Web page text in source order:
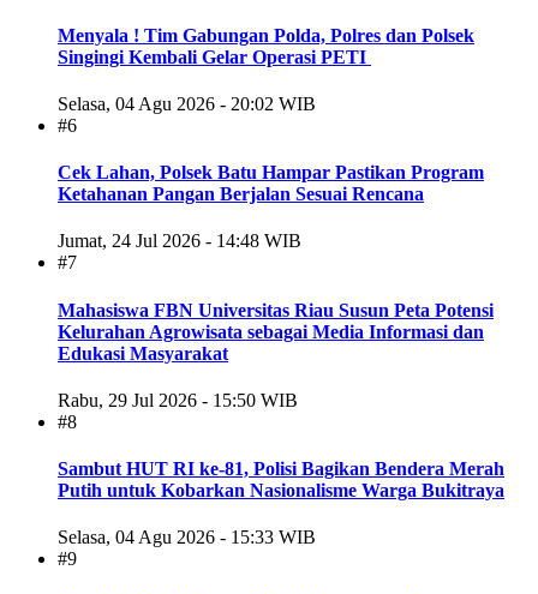
Menyala ! Tim Gabungan Polda, Polres dan Polsek
Singingi Kembali Gelar Operasi PETI
Selasa, 04 Agu 2026 - 20:02 WIB
#6
Cek Lahan, Polsek Batu Hampar Pastikan Program
Ketahanan Pangan Berjalan Sesuai Rencana
Jumat, 24 Jul 2026 - 14:48 WIB
#7
Mahasiswa FBN Universitas Riau Susun Peta Potensi
Kelurahan Agrowisata sebagai Media Informasi dan
Edukasi Masyarakat
Rabu, 29 Jul 2026 - 15:50 WIB
#8
Sambut HUT RI ke-81, Polisi Bagikan Bendera Merah
Putih untuk Kobarkan Nasionalisme Warga Bukitraya
Selasa, 04 Agu 2026 - 15:33 WIB
#9